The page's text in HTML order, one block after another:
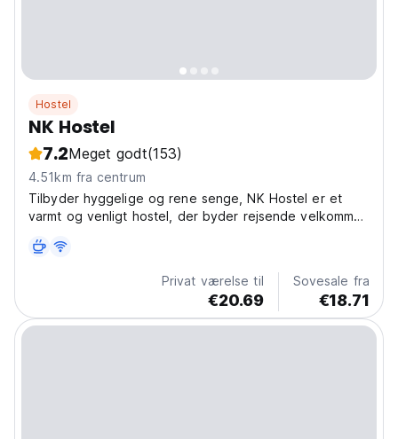
Hostel
NK Hostel
7.2Meget godt(153)
4.51km fra centrum
Tilbyder hyggelige og rene senge, NK Hostel er et
varmt og venligt hostel, der byder rejsende velkommen
Privat værelse til
€20.69
Sovesale fra
€18.71